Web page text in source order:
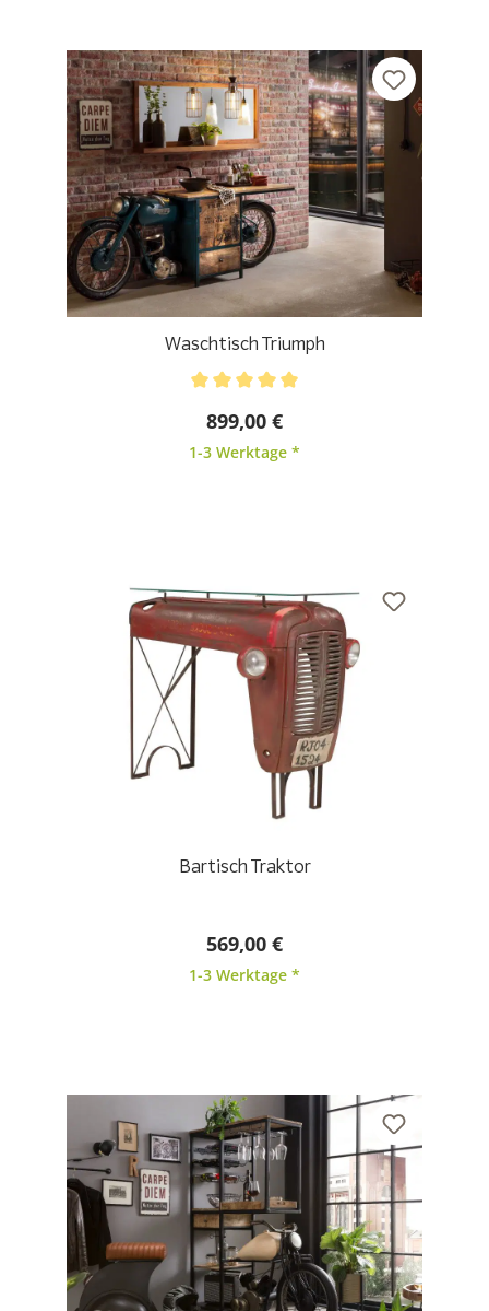
Waschtisch Triumph
899,00 €
1-3 Werktage *
Bartisch Traktor
569,00 €
1-3 Werktage *